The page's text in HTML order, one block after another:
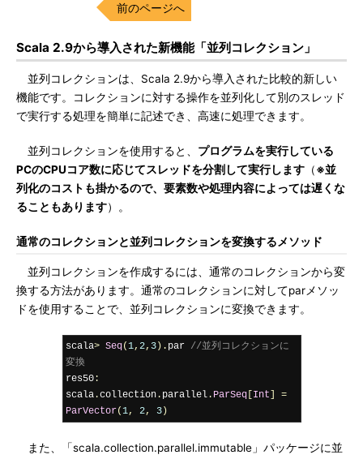
前のページへ
Scala 2.9から導入された新機能「並列コレクション」
並列コレクションは、Scala 2.9から導入された比較的新しい
機能です。コレクションに対する操作を並列化して別のスレッド
で実行する処理を簡単に記述でき、高速に処理できます。
並列コレクションを使用すると、 プログラムを実行している
PCのCPUコア数に応じてスレッドを分割して実行します （※並
列化のコストも掛かるので、要素数や処理内容によっては遅くな
ることもあります）。
通常のコレクションと並列コレクションを変換するメソッド
並列コレクションを作成するには、通常のコレクションから変
換する方法があります。通常のコレクションに対してparメソッ
ドを使用することで、並列コレクションに変換できます。
scala> Seq(1, 2, 3). par //並列コレクションに
変換
res50:
scala.collection. parallel. ParSeq[ Int
=
ParVector(1, 2, 3)
また、「scala.collection.parallel.immutable」パッケージに並